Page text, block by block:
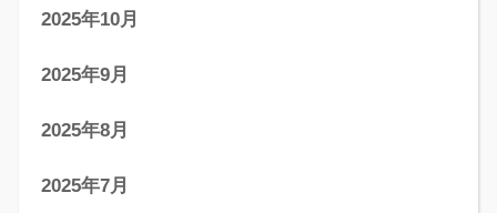
2025年10月
2025年9月
2025年8月
2025年7月